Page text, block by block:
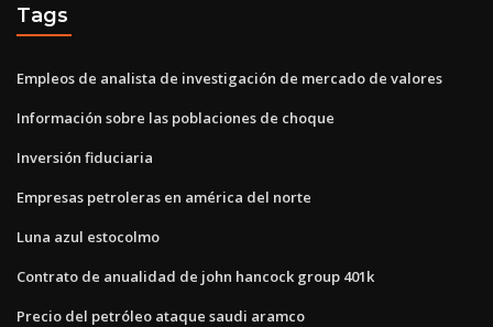
Tags
Empleos de analista de investigación de mercado de valores
Información sobre las poblaciones de choque
Inversión fiduciaria
Empresas petroleras en américa del norte
Luna azul estocolmo
Contrato de anualidad de john hancock group 401k
Precio del petróleo ataque saudi aramco